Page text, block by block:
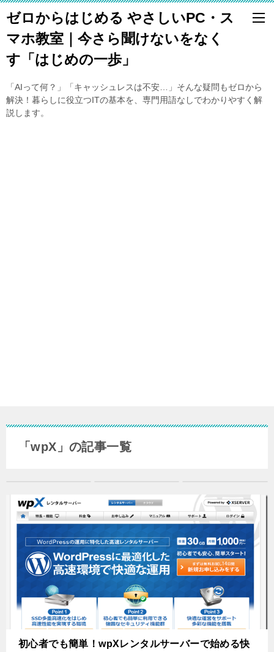
ゼロからはじめる やさしいPC・ス
マホ教室｜今さら聞けないをなく
す「はじめの一歩」
「AIって何？」「キャッシュレスは不安…」そんな疑問もゼロから
解決！暮らしに役立つITの基本を、専門用語なしでわかりやすく解
説します。
「wpX」の記事一覧
初心者でも簡単！wpXレンタルサーバーで始める快